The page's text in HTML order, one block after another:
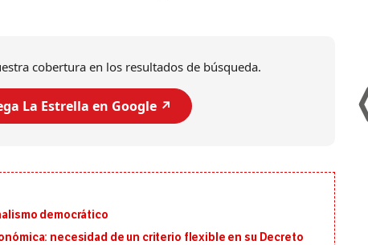
cobertura en los resultados de búsqueda.
La Estrella en Google ↗️
democrático
necesidad de un criterio flexible en su Decreto
al sur de Japón, provocando una